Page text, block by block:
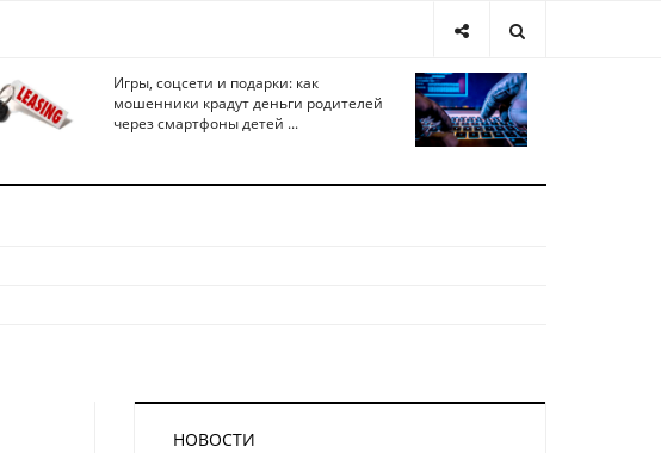
Игры, соцсети и подарки: как
мошенники крадут деньги родителей
через смартфоны детей ...
НОВОСТИ